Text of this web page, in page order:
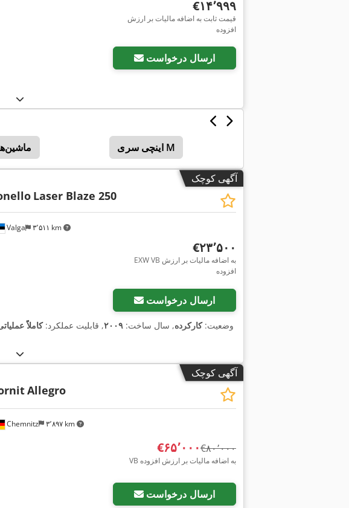
‎€۱۴٬۹۹۹
قیمت ثابت به اضافه مالیات بر ارزش
افزوده
ارسال درخواست
اینچی سری M
آگهی کوچک
Valga ۳٬۵۱۱ km
Laser Blaze 250
‎€۲۳٬۵۰۰
EXW VB به اضافه مالیات بر ارزش
افزوده
ارسال درخواست
وضعیت:کارکرده, سال ساخت: ۲۰۰۹, قابلیت عملکرد:کاملاً
آگهی کوچک
Chemnitz ۳٬۸۹۷ km
Allegro
‎€۶۵٬۰۰۰ ‎€۸۰٬۰۰۰
VB به اضافه مالیات بر ارزش افزوده
ارسال درخواست